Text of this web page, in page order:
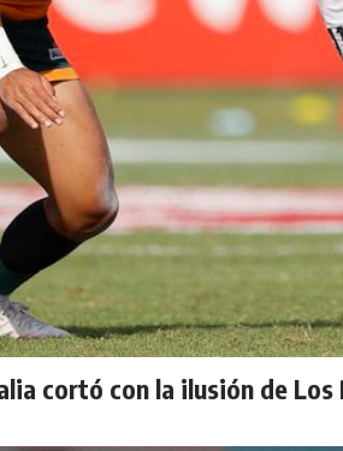
cortó con la ilusión de Los